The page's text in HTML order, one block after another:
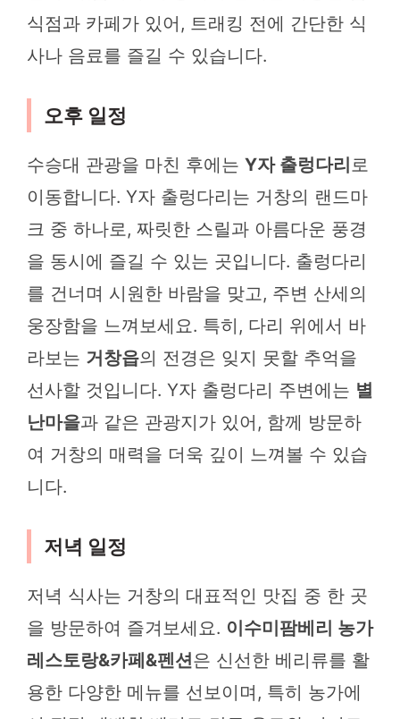
식점과 카페가 있어, 트래킹 전에 간단한 식
사나 음료를 즐길 수 있습니다.
오후 일정
수승대 관광을 마친 후에는 Y자 출렁다리로
이동합니다. Y자 출렁다리는 거창의 랜드마
크 중 하나로, 짜릿한 스릴과 아름다운 풍경
을 동시에 즐길 수 있는 곳입니다. 출렁다리
를 건너며 시원한 바람을 맞고, 주변 산세의
웅장함을 느껴보세요. 특히, 다리 위에서 바
라보는 거창읍의 전경은 잊지 못할 추억을
선사할 것입니다. Y자 출렁다리 주변에는 별
난마을과 같은 관광지가 있어, 함께 방문하
여 거창의 매력을 더욱 깊이 느껴볼 수 있습
니다.
저녁 일정
저녁 식사는 거창의 대표적인 맛집 중 한 곳
을 방문하여 즐겨보세요. 이수미팜베리 농가
레스토랑&카페&펜션은 신선한 베리류를 활
용한 다양한 메뉴를 선보이며, 특히 농가에